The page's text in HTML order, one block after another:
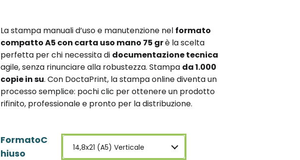
La stampa manuali d’uso e manutenzione nel formato
compatto A5 con carta uso mano 75 grè la scelta
perfetta per chi necessita di documentazione tecnica
agile, senza rinunciare alla robustezza. Stampa da 1.000
copie in su. Con DoctaPrint, la stampa online diventa un
processo semplice: pochi clic per ottenere un prodotto
rifinito, professionale e pronto per la distribuzione.
FormatoC
hiuso
14,8x21 (A5) Verticale